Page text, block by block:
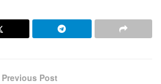
Previous Post